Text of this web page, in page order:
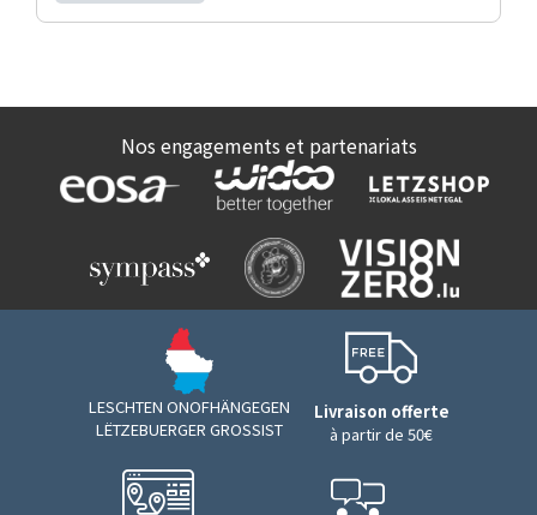
Nos engagements et partenariats
LESCHTEN ONOFHÄNGEGEN
LËTZEBUERGER GROSSIST
Livraison offerte
à partir de 50€